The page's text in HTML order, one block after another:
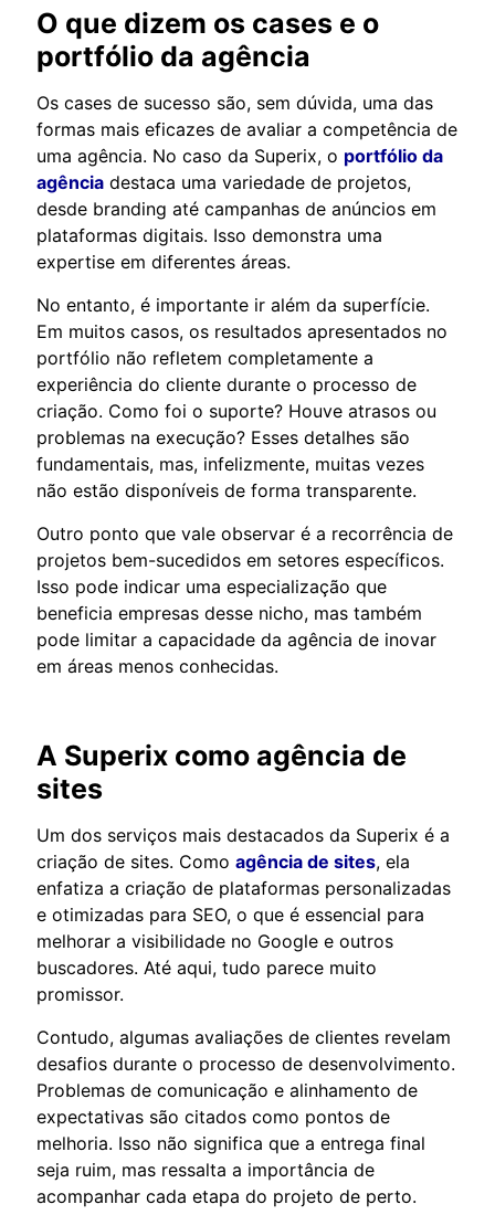
O que dizem os cases e o
portfólio da agência
Os cases de sucesso são, sem dúvida, uma das
formas mais eficazes de avaliar a competência de
uma agência. No caso da Superix, o portfólio da
agência destaca uma variedade de projetos,
desde branding até campanhas de anúncios em
plataformas digitais. Isso demonstra uma
expertise em diferentes áreas.
No entanto, é importante ir além da superfície.
Em muitos casos, os resultados apresentados no
portfólio não refletem completamente a
experiência do cliente durante o processo de
criação. Como foi o suporte? Houve atrasos ou
problemas na execução? Esses detalhes são
fundamentais, mas, infelizmente, muitas vezes
não estão disponíveis de forma transparente.
Outro ponto que vale observar é a recorrência de
projetos bem-sucedidos em setores específicos.
Isso pode indicar uma especialização que
beneficia empresas desse nicho, mas também
pode limitar a capacidade da agência de inovar
em áreas menos conhecidas.
A Superix como agência de
sites
Um dos serviços mais destacados da Superix é a
criação de sites. Como agência de sites, ela
enfatiza a criação de plataformas personalizadas
e otimizadas para SEO, o que é essencial para
melhorar a visibilidade no Google e outros
buscadores. Até aqui, tudo parece muito
promissor.
Contudo, algumas avaliações de clientes revelam
desafios durante o processo de desenvolvimento.
Problemas de comunicação e alinhamento de
expectativas são citados como pontos de
melhoria. Isso não significa que a entrega final
seja ruim, mas ressalta a importância de
acompanhar cada etapa do projeto de perto.